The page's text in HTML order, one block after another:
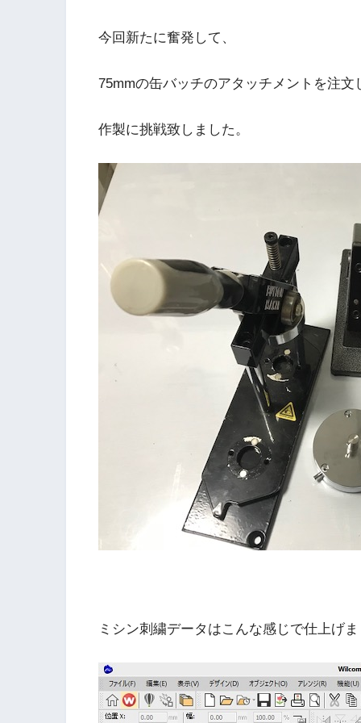
今回新たに奮発して、
75mmの缶バッチのアタッチメントを注文
作製に挑戦致しました。
ミシン刺繍データはこんな感じで仕上げ